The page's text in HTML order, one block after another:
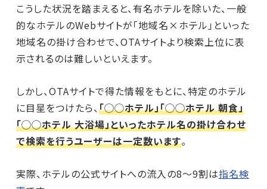
こうした状況を踏まえると、有名ホテルを除いた、一般
的なホテルのWebサイトが「地域名×ホテル」といった
地域名の掛け合わせで、OTAサイトより検索上位に表
示されるのは難しいといえます。
しかし、OTAサイトで得た情報をもとに、特定のホテル
に目星をつけたら、「◯◯ホテル」「◯◯ホテル 朝食」
「◯◯ホテル 大浴場」といったホテル名の掛け合わせ
で検索を行うユーザーは一定数います。
実際、ホテルの公式サイトへの流入の8～9割は指名検